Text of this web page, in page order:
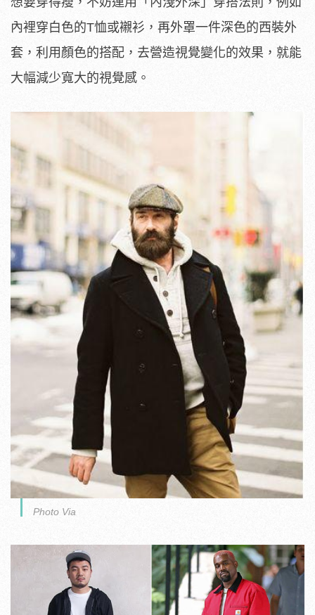
內裡穿白色的T恤或襯衫，再外罩一件深色的西裝外
套，利用顏色的搭配，去營造視覺變化的效果，就能
大幅減少寬大的視覺感。
Photo Via